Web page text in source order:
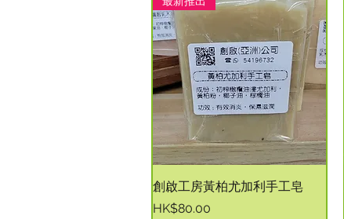
快速瀏覽
創啟工房黃柏尤加利手工皂
價格
HK$80.00